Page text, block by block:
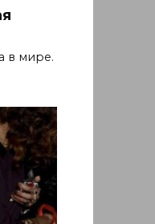
в мире.